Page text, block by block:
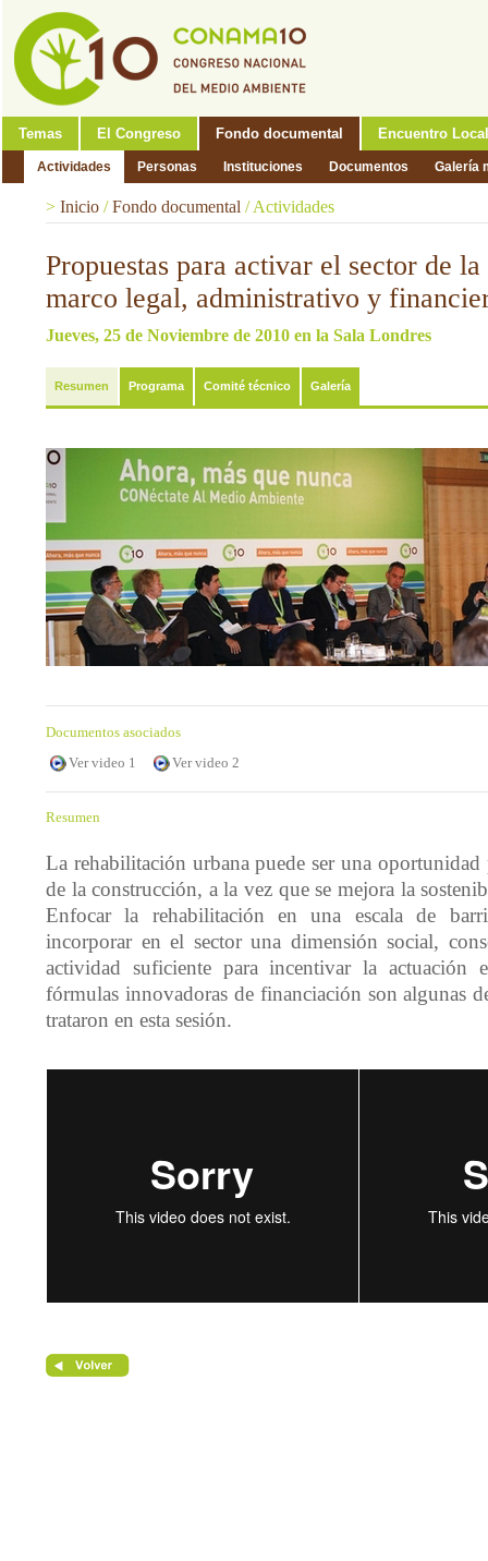
Temas El Congreso Fondo documental Encuentro Local
Actividades Personas Instituciones Documentos Galería
> Inicio /Fondo documental / Actividades
Propuestas para activar el sector de
marco legal, administrativo y
Jueves, 25 de Noviembre de 2010 en la Sala Londres
Resumen Programa Comité técnico Galería
Documentos asociados
Ver video 1
Ver video 2
Resumen
La rehabilitación urbana puede ser una oportunidad
de la construcción, a la vez que se mejora la
Enfocar la rehabilitación en una escala de
incorporar en el sector una dimensión social,
actividad suficiente para incentivar la actuación
fórmulas innovadoras de financiación son algunas
trataron en esta sesión.